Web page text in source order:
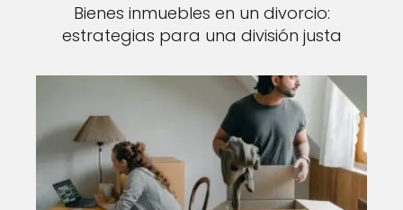
Bienes inmuebles en un divorcio:
estrategias para una división justa